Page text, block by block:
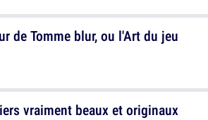
vraiment beaux et originaux
de Tomme blur, ou l'Art du jeu